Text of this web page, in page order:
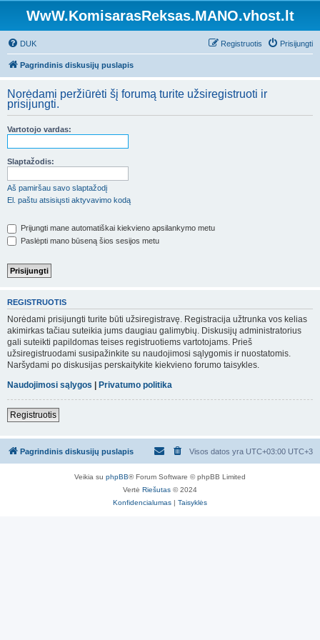
WwW.KomisarasReksas.MANO.vhost.lt
DUK Prisijungti
Registruotis
Pagrindinis diskusijų puslapis
Norėdami peržiūrėti šį forumą turite užsiregistruoti ir
prisijungti.
Vartotojo vardas:
Slaptažodis:
Aš pamiršau savo slaptažodį
El. paštu atsisiųsti aktyvavimo kodą
Prijungti mane automatiškai kiekvieno apsilankymo metu
Paslėpti mano būseną šios sesijos metu
REGISTRUOTIS
Norėdami prisijungti turite būti užsiregistravę. Registracija užtrunka vos kelias
akimirkas tačiau suteikia jums daugiau galimybių. Diskusijų administratorius
gali suteikti papildomas teises registruotiems vartotojams. Prieš
užsiregistruodami susipažinkite su naudojimosi sąlygomis ir nuostatomis.
Naršydami po diskusijas perskaitykite kiekvieno forumo taisykles.
Naudojimosi sąlygos | Privatumo politika
Registruotis
Pagrindinis diskusijų puslapis Visos datos yra UTC+03:00 UTC+3
Veikia su phpBB® Forum Software © phpBB Limited
Vertė Riešutas © 2024
Konfidencialumas | Taisyklės